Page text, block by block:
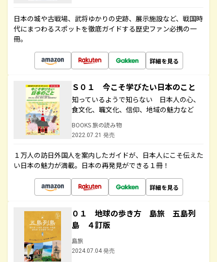
日本の城や古戦場、武将ゆかりの史跡、展示施設など、戦国時
代にまつわるスポットを徹底ガイドする歴史ファン必携の一
冊。
詳細を見る
Ｓ０１ 今こそ学びたい日本のこと
知っているようで知らない 日本人の心、
食文化、職文化、信仰、地域の魅力など
BOOKS 旅の読み物
2022.07.21 発売
１万人の訪日外国人を案内したガイドが、日本人にこそ伝えた
い日本の魅力が満載。日本の再発見ができる１冊！
詳細を見る
０１ 地球の歩き方 島旅 五島列
島 ４訂版
島旅
2024.07.04 発売